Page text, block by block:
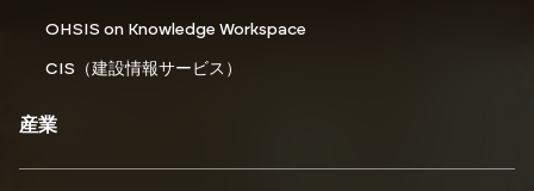
OHSIS on Knowledge Workspace
CIS（建設情報サービス）
産業